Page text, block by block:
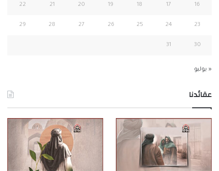
16
17
18
19
20
21
22
23
24
25
26
27
28
29
30
31
« يوليو
عقائدنا